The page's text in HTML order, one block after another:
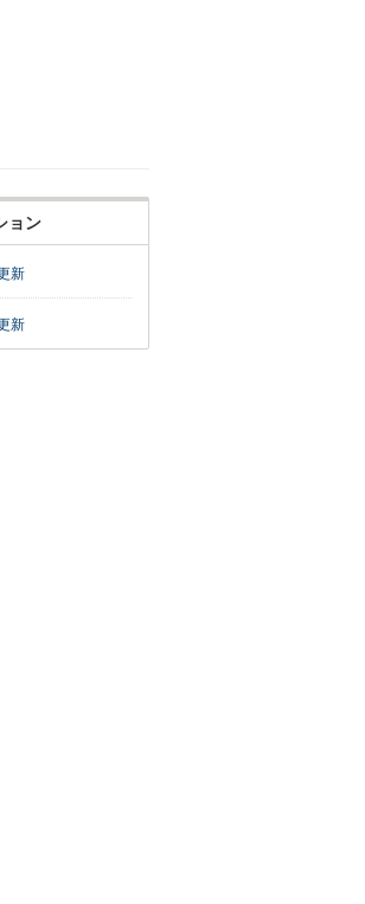
ョン
新
新